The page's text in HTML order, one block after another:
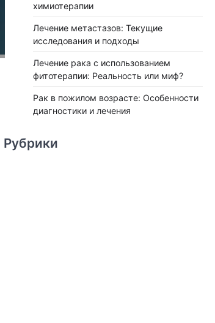
химиотерапии
Лечение метастазов: Текущие
исследования и подходы
Лечение рака с использованием
фитотерапии: Реальность или миф?
Рак в пожилом возрасте: Особенности
диагностики и лечения
Рубрики